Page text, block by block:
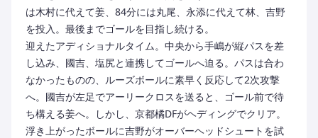
は木村に代えて姜、84分には丸尾、永添に代えて林、吉野
を投入。最後までゴールを目指し続ける。
迎えたアディショナルタイム。中央から手嶋が縦パスを差
し込み、國吉、塩尻と連携してゴールへ迫る。パスは合わ
なかったものの、ルーズボールに素早く反応して2次攻撃
へ。國吉が左足でアーリークロスを送ると、ゴール前で待
ち構える姜へ。しかし、京都橘DFがヘディングでクリア。
浮き上がったボールに吉野がオーバーヘッドシュートを試